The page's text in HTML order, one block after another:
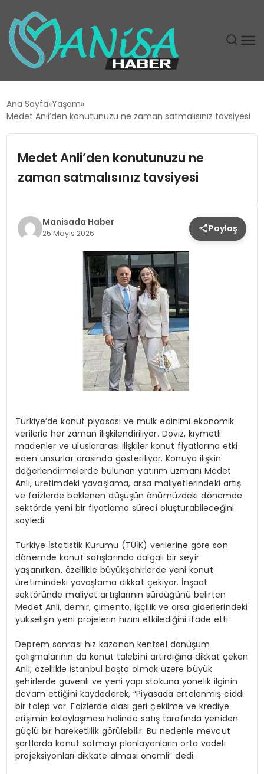
EKONOMI
MAGAZIN
Ana Sayfa Yaşam
Medet Anli’den konutunuzu ne zaman satmalısınız tavsiyesi
Medet Anli’den konutunuzu ne
zaman satmalısınız tavsiyesi
Manisada Haber
25 Mayıs 2026 Paylaş
Türkiye’de konut piyasası ve mülk edinimi ekonomik
verilerle her zaman ilişkilendiriliyor. Döviz, kıymetli
madenler ve uluslararası ilişkiler konut fiyatlarına etki
eden unsurlar arasında gösteriliyor. Konuya ilişkin
değerlendirmelerde bulunan yatırım uzmanı Medet
Anli, üretimdeki yavaşlama, arsa maliyetlerindeki artış
ve faizlerde beklenen düşüşün önümüzdeki dönemde
sektörde yeni bir fiyatlama süreci oluşturabileceğini
söyledi.
Türkiye İstatistik Kurumu (TÜİK) verilerine göre son
dönemde konut satışlarında dalgalı bir seyir
yaşanırken, özellikle büyükşehirlerde yeni konut
üretimindeki yavaşlama dikkat çekiyor. İnşaat
sektöründe maliyet artışlarının sürdüğünü belirten
Medet Anli, demir, çimento, işçilik ve arsa giderlerindeki
yükselişin yeni projelerin hızını etkilediğini ifade etti.
Deprem sonrası hız kazanan kentsel dönüşüm
çalışmalarının da konut talebini artırdığına dikkat çeken
Anli, özellikle İstanbul başta olmak üzere büyük
şehirlerde güvenli ve yeni yapı stokuna yönelik ilginin
devam ettiğini kaydederek, “Piyasada ertelenmiş ciddi
bir talep var. Faizlerde olası geri çekilme ve krediye
erişimin kolaylaşması halinde satış tarafında yeniden
güçlü bir hareketlilik görülebilir. Bu nedenle mevcut
şartlarda konut satmayı planlayanların orta vadeli
projeksiyonları dikkate alması önemli” dedi.